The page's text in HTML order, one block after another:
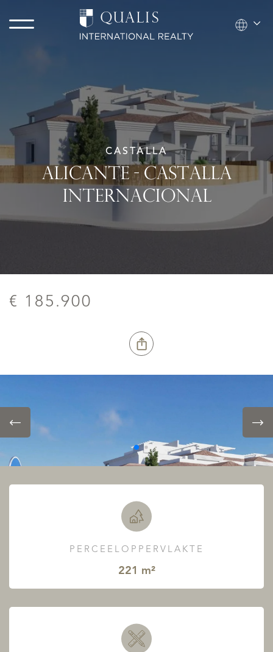
CASTALLA
ALICANTE - CASTALLA
INTERNACIONAL
€ 185.900
PERCEELOPPERVLAKTE
221 m²